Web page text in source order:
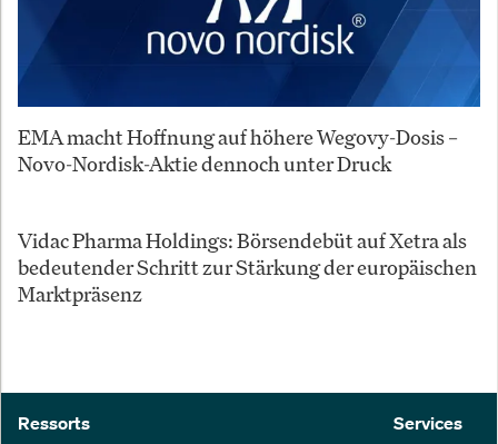
EMA macht Hoffnung auf höhere Wegovy-Dosis –
Novo-Nordisk-Aktie dennoch unter Druck
Vidac Pharma Holdings: Börsendebüt auf Xetra als
bedeutender Schritt zur Stärkung der europäischen
Marktpräsenz
Ressorts Services